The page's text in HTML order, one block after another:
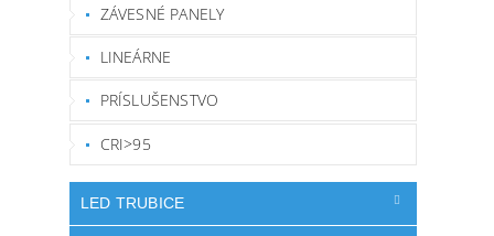
ZÁVESNÉ PANELY
LINEÁRNE
PRÍSLUŠENSTVO
CRI>95
LED TRUBICE